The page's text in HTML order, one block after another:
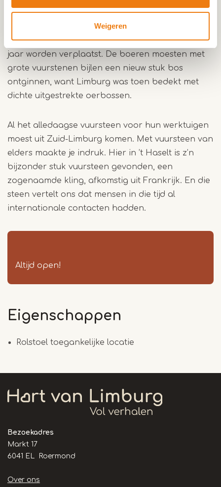
Weigeren
Limburg. Die was snel uitgeput, terwijl je in Zuid-
Limburg op de löss altijd kon blijven akkeren,
moest hier een boerennederzetting om de 25-40
jaar worden verplaatst. De boeren moesten met
grote vuurstenen bijlen een nieuw stuk bos
ontginnen, want Limburg was toen bedekt met
dichte uitgestrekte oerbossen.
Al het alledaagse vuursteen voor hun werktuigen
moest uit Zuid-Limburg komen. Met vuursteen van
elders maakte je indruk. Hier in ’t Haselt is z’n
bijzonder stuk vuursteen gevonden, een
zogenaamde kling, afkomstig uit Frankrijk. En die
steen vertelt ons dat mensen in die tijd al
internationale contacten hadden.
Altijd open!
Eigenschappen
Rolstoel toegankelijke locatie
Bezoekadres
Markt 17
6041 EL Roermond
Handige
Over ons